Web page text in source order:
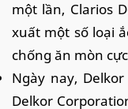
một lần, Clarios
xuất một số loại
chống ăn mòn
Ngày nay,
Delkor